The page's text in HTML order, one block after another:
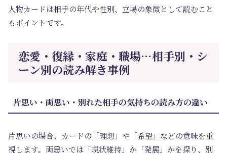
人物カードは相手の年代や性別、立場の象徴として読むこと
もポイントです。
恋愛・復縁・家庭・職場…相手別・シ
ーン別の読み解き事例
片思い・両思い・別れた相手の気持ちの読み方の違い
片思いの場合、カードの「理想」や「希望」などの意味を重
視します。両思いでは「現状維持」か「発展」かを探り、別